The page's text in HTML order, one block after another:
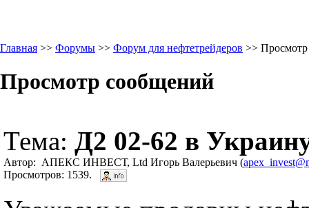
Главная >> Форумы >> Форум для нефтетрейдеров >>
Просмотр сообщений
Тема: Д2 02-62 в
Автор: АПЕКС ИНВЕСТ, Ltd Игорь Валерьевич (
Просмотров: 1539.